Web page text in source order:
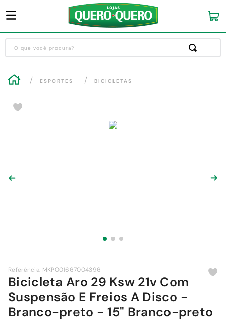
O que você procura?
ESPORTES BICICLETAS
Referência: MKP001667004396
Bicicleta Aro 29 Ksw 21v Com
Suspensão E Freios A Disco -
Branco-preto - 15" Branco-preto
1º
guarda roupa
º cozinha completa
6